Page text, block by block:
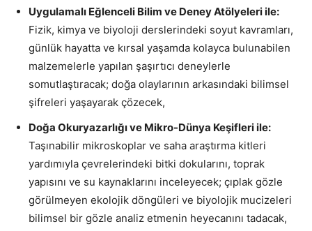
Uygulamalı Eğlenceli Bilim ve Deney Atölyeleri ile:
Fizik, kimya ve biyoloji derslerindeki soyut kavramları,
günlük hayatta ve kırsal yaşamda kolayca bulunabilen
malzemelerle yapılan şaşırtıcı deneylerle
somutlaştıracak; doğa olaylarının arkasındaki bilimsel
şifreleri yaşayarak çözecek,
Doğa Okuryazarlığı ve Mikro-Dünya Keşifleri ile:
Taşınabilir mikroskoplar ve saha araştırma kitleri
yardımıyla çevrelerindeki bitki dokularını, toprak
yapısını ve su kaynaklarını inceleyecek; çıplak gözle
görülmeyen ekolojik döngüleri ve biyolojik mucizeleri
bilimsel bir gözle analiz etmenin heyecanını tadacak,